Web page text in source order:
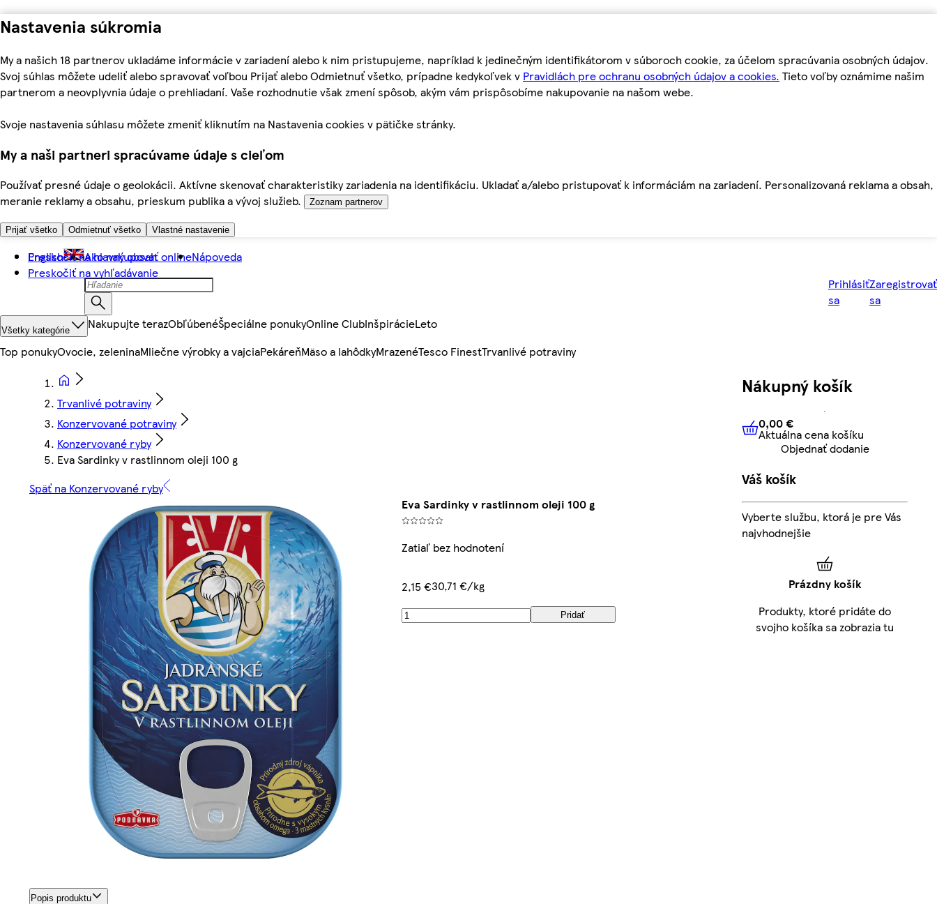
Nastavenia súkromia
My a našich 18 partnerov ukladáme informácie v zariadení alebo k nim pristupujeme, napríklad k jedinečným identifikátorom v súboroch cookie, za účelom spracúvania osobných údajov.
Svoj súhlas môžete udeliť alebo spravovať voľbou Prijať alebo Odmietnuť všetko, prípadne kedykoľvek v Pravidlách pre ochranu osobných údajov a cookies. Tieto voľby oznámime našim
partnerom a neovplyvnia údaje o prehliadaní. Vaše rozhodnutie však zmení spôsob, akým vám prispôsobíme nakupovanie na našom webe.
Svoje nastavenia súhlasu môžete zmeniť kliknutím na Nastavenia cookies v pätičke stránky.
My a naši partneri spracúvame údaje s cieľom
Používať presné údaje o geolokácii. Aktívne skenovať charakteristiky zariadenia na identifikáciu. Ukladať a/alebo pristupovať k informáciám na zariadení. Personalizovaná reklama a obsah,
meranie reklamy a obsahu, prieskum publika a vývoj služieb.
Zoznam partnerov
Prijať všetko Odmietnuť všetko Vlastné nastavenie
Preskočiť na hlavný obsah
Preskočiť na vyhľadávanie
English Ako nakupovať onlineNápoveda
Prihlásiť
sa
Zaregistrovať
sa
Všetky kategórie Nakupujte terazObľúbenéŠpeciálne ponukyOnline ClubInšpirácieLeto
Top ponukyOvocie, zeleninaMliečne výrobky a vajciaPekáreňMäso a lahôdkyMrazenéTesco FinestTrvanlivé potraviny
Trvanlivé potraviny
Konzervované potraviny
Konzervované ryby
Eva Sardinky v rastlinnom oleji 100 g
Späť na Konzervované ryby
Eva Sardinky v rastlinnom oleji 100 g
Zatiaľ bez hodnotení
2,15 €30,71 €/kg
Pridať
Popis produktu
Nákupný košík
0,00 € Aktuálna cena košíku
0,00 €
Aktuálna cena košíku
Objednať dodanie
Váš košík
Vyberte službu, ktorá je pre Vás
najvhodnejšie
Prázdny košík
Produkty, ktoré pridáte do
svojho košíka sa zobrazia tu